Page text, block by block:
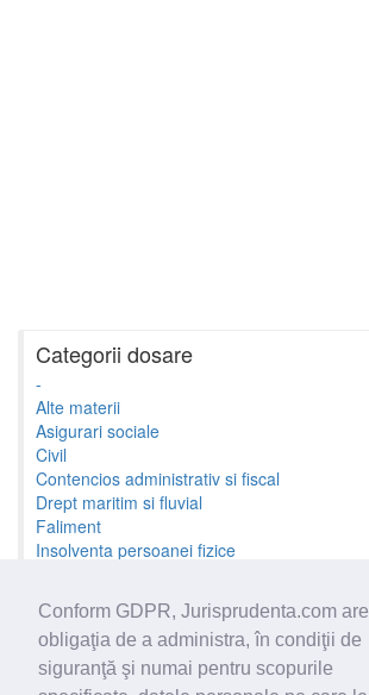
Conform GDPR, Jurisprudenta.com are
obligaţia de a administra, în condiţii de
siguranţă şi numai pentru scopurile
Categorii dosare
-
Alte materii
Asigurari sociale
Civil
Contencios administrativ si fiscal
Drept maritim si fluvial
Faliment
Insolventa persoanei fizice
Minori si familie
Penal
Proprietate Intelectuala